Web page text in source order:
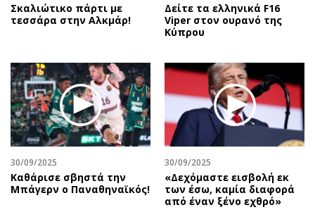
Σκαλιώτικο πάρτι με
τεσσάρα στην Αλκμάρ!
Δείτε τα ελληνικά F16
Viper στον ουρανό της
Κύπρου
30/09/2025
Καθάρισε σβηστά την
Μπάγερν ο Παναθηναϊκός!
30/09/2025
«Δεχόμαστε εισβολή εκ
των έσω, καμία διαφορά
από έναν ξένο εχθρό»